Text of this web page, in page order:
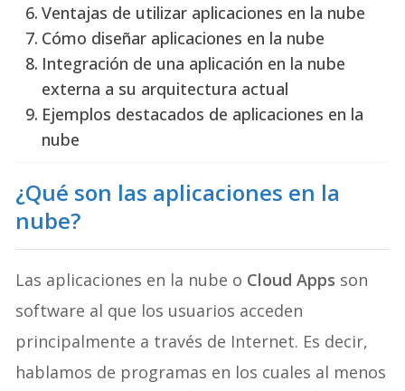
Ventajas de utilizar aplicaciones en la nube
Cómo diseñar aplicaciones en la nube
Integración de una aplicación en la nube
externa a su arquitectura actual
Ejemplos destacados de aplicaciones en la
nube
¿Qué son las aplicaciones en la
nube?
Las aplicaciones en la nube o Cloud Apps son
software al que los usuarios acceden
principalmente a través de Internet. Es decir,
hablamos de programas en los cuales al menos